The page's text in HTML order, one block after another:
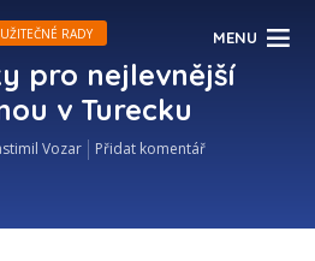
MENU
UŽITEČNÉ RADY
pro nejlevnější
v Turecku
Vozar Přidat komentář